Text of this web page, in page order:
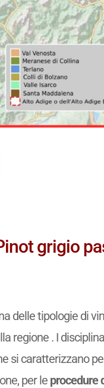
grigio
delle tipologie di
regione . I
si caratterizzano
per le procedure